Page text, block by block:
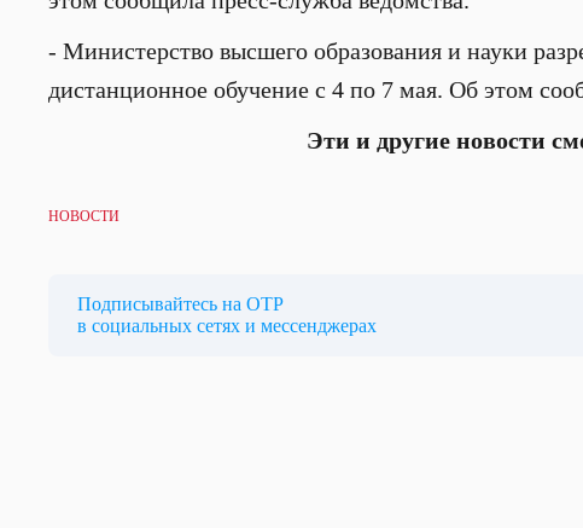
- Министерство высшего образования и науки
дистанционное обучение с 4 по 7 мая. Об этом
Эти и другие новости
НОВОСТИ
Подписывайтесь на ОТР
в социальных сетях и мессенджерах